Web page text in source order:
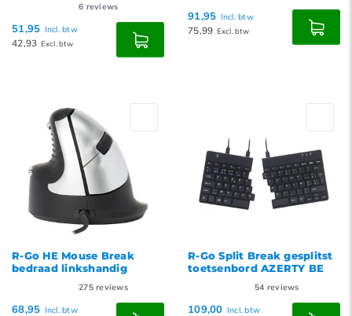
6 reviews
51,95 Incl. btw
42,93 Excl. btw
91,95 Incl. btw
75,99 Excl. btw
R-Go HE Mouse Break
bedraad linkshandig
275reviews
68,95 Incl. btw
R-Go Split Break gesplitst
toetsenbord AZERTY BE
54 reviews
109,00 Incl. btw